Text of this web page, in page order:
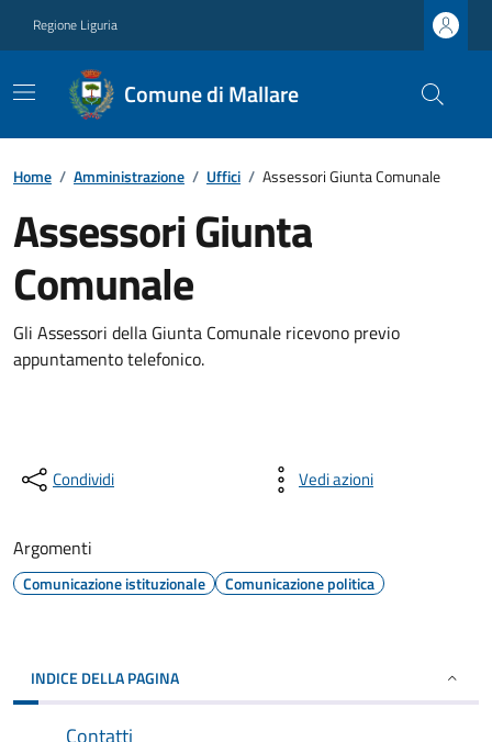
Regione Liguria
Comune di Mallare
Home / Amministrazione / Uffici / Assessori Giunta Comunale
Assessori Giunta
Comunale
Gli Assessori della Giunta Comunale ricevono previo
appuntamento telefonico.
Condividi Vedi azioni
Argomenti
Comunicazione istituzionale Comunicazione politica
INDICE DELLA PAGINA
Contatti